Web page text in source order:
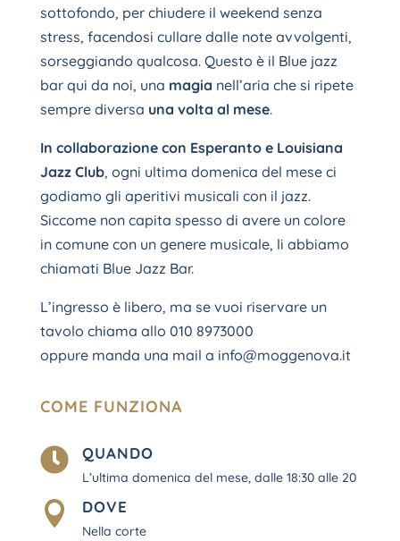
sottofondo, per chiudere il weekend senza
stress, facendosi cullare dalle note avvolgenti,
sorseggiando qualcosa. Questo è il Blue jazz
bar qui da noi, una magia nell’aria che si ripete
sempre diversa una volta al mese.
In collaborazione con Esperanto e Louisiana
Jazz Club, ogni ultima domenica del mese ci
godiamo gli aperitivi musicali con il jazz.
Siccome non capita spesso di avere un colore
in comune con un genere musicale, li abbiamo
chiamati Blue Jazz Bar.
L’ingresso è libero, ma se vuoi riservare un
tavolo chiama allo 010 8973000
oppure manda una mail a info@moggenova.it
COME FUNZIONA
 QUANDO
L’ultima domenica del mese, dalle 18:30 alle 20
 DOVE
Nella corte